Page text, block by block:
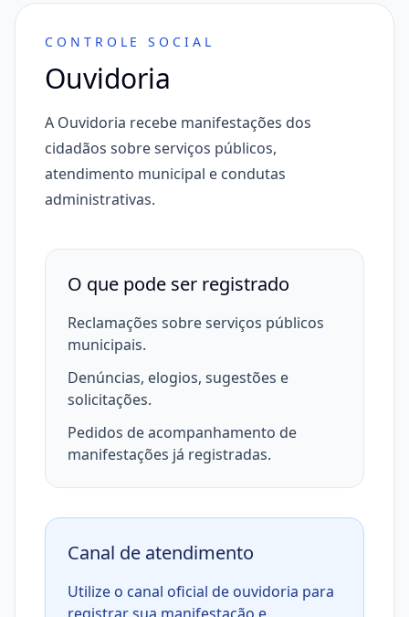
CONTROLE SOCIAL
Ouvidoria
A Ouvidoria recebe manifestações dos
cidadãos sobre serviços públicos,
atendimento municipal e condutas
administrativas.
O que pode ser registrado
Reclamações sobre serviços públicos
municipais.
Denúncias, elogios, sugestões e
solicitações.
Pedidos de acompanhamento de
manifestações já registradas.
Canal de atendimento
Utilize o canal oficial de ouvidoria para